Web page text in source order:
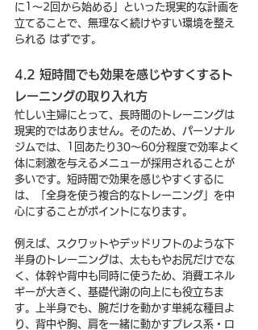
に1〜2回から始める」といった現実的な計画を
立てることで、無理なく続けやすい環境を整え
られる はずです。
4.2 短時間でも効果を感じやすくするト
レーニングの取り入れ方
忙しい主婦にとって、長時間のトレーニングは
現実的ではありません。そのため、パーソナル
ジムでは、1回あたり30〜60分程度で効率よく
体に刺激を与えるメニューが採用されることが
多いです。短時間で効果を感じやすくするに
は、「全身を使う複合的なトレーニング」を中
心にすることがポイントになります。
例えば、スクワットやデッドリフトのような下
半身のトレーニングは、太ももやお尻だけでな
く、体幹や背中も同時に使うため、消費エネル
ギーが大きく、基礎代謝の向上にも役立ちま
す。上半身でも、腕だけを動かす単純な種目よ
り、背中や胸、肩を一緒に動かすプレス系・ロ